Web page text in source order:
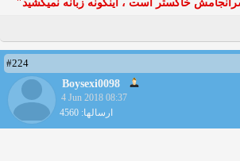
خاكستر است ، اينگونه زبانه نميكشيد"
#224
Boysexi0098
4 Jun 2018 08:37
ارسالها: 4560